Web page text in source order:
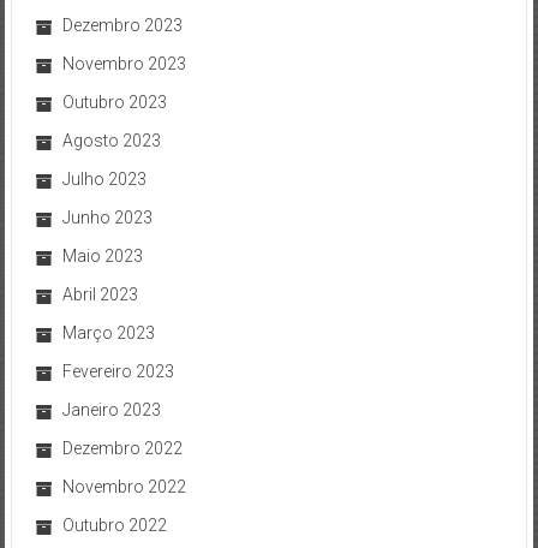
Dezembro 2023
Novembro 2023
Outubro 2023
Agosto 2023
Julho 2023
Junho 2023
Maio 2023
Abril 2023
Março 2023
Fevereiro 2023
Janeiro 2023
Dezembro 2022
Novembro 2022
Outubro 2022